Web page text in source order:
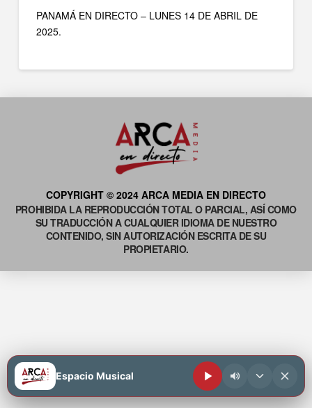
PANAMÁ EN DIRECTO – LUNES 14 DE ABRIL DE
2025.
COPYRIGHT © 2024 ARCA MEDIA EN DIRECTO
PROHIBIDA LA REPRODUCCIÓN TOTAL O PARCIAL, ASÍ COMO
SU TRADUCCIÓN A CUALQUIER IDIOMA DE NUESTRO
CONTENIDO, SIN AUTORIZACIÓN ESCRITA DE SU
PROPIETARIO.
Espacio Musical